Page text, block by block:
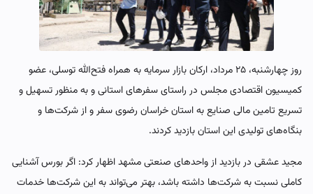
روز چهارشنبه، ۲۵ مرداد، ارکان بازار سرمایه به همراه فتح‌الله توسلی، عضو
کمیسیون اقتصادی مجلس در راستای سفرهای استانی و به منظور تسهیل و
تسریع تامین مالی صنایع به استان خراسان رضوی سفر و از شرکت‌ها و
بنگاه‌های تولیدی این استان بازدید کردند.
مجید عشقی در بازدید از واحدهای صنعتی مشهد اظهار کرد: اگر بورس آشنایی
کاملی نسبت به شرکت‌ها داشته باشد، بهتر می‌تواند به این شرکت‌ها خدمات